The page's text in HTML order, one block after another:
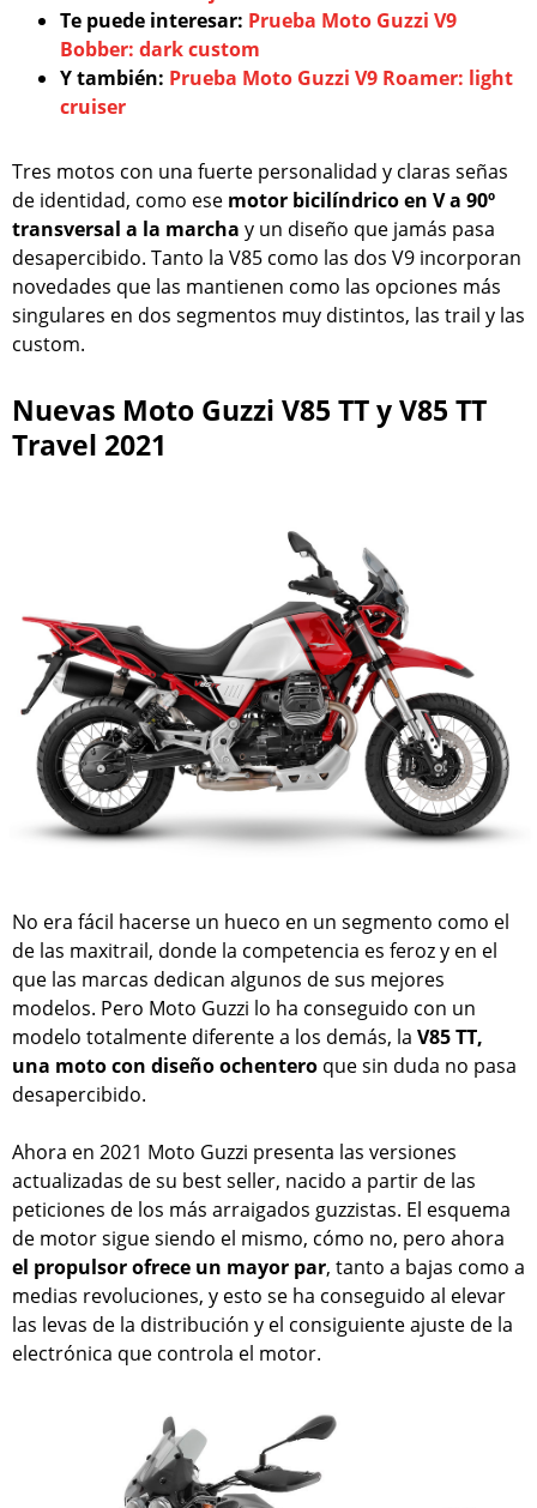
Te puede interesar: Prueba Moto Guzzi V9
Bobber: dark custom
Y también: Prueba Moto Guzzi V9 Roamer: light
cruiser
Tres motos con una fuerte personalidad y claras señas
de identidad, como ese motor bicilíndrico en V a 90º
transversal a la marcha y un diseño que jamás pasa
desapercibido. Tanto la V85 como las dos V9 incorporan
novedades que las mantienen como las opciones más
singulares en dos segmentos muy distintos, las trail y las
custom.
Nuevas Moto Guzzi V85 TT y V85 TT
Travel 2021
No era fácil hacerse un hueco en un segmento como el
de las maxitrail, donde la competencia es feroz y en el
que las marcas dedican algunos de sus mejores
modelos. Pero Moto Guzzi lo ha conseguido con un
modelo totalmente diferente a los demás, la V85 TT,
una moto con diseño ochentero que sin duda no pasa
desapercibido.
Ahora en 2021 Moto Guzzi presenta las versiones
actualizadas de su best seller, nacido a partir de las
peticiones de los más arraigados guzzistas. El esquema
de motor sigue siendo el mismo, cómo no, pero ahora
el propulsor ofrece un mayor par, tanto a bajas como a
medias revoluciones, y esto se ha conseguido al elevar
las levas de la distribución y el consiguiente ajuste de la
electrónica que controla el motor.